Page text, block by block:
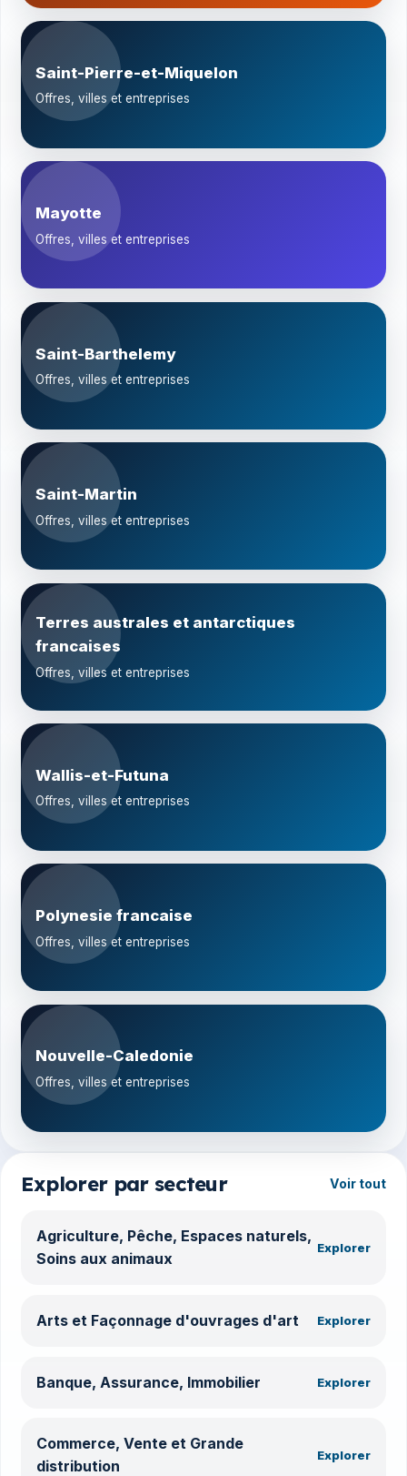
Saint-Pierre-et-Miquelon
Offres, villes et entreprises
Mayotte
Offres, villes et entreprises
Saint-Barthelemy
Offres, villes et entreprises
Saint-Martin
Offres, villes et entreprises
Terres australes et antarctiques
francaises
Offres, villes et entreprises
Wallis-et-Futuna
Offres, villes et entreprises
Polynesie francaise
Offres, villes et entreprises
Nouvelle-Caledonie
Offres, villes et entreprises
Explorer par secteur Voir tout
Agriculture, Pêche, Espaces naturels,
Soins aux animaux
Explorer
Arts et Façonnage d'ouvrages d'art Explorer
Banque, Assurance, Immobilier Explorer
Commerce, Vente et Grande
distribution
Explorer